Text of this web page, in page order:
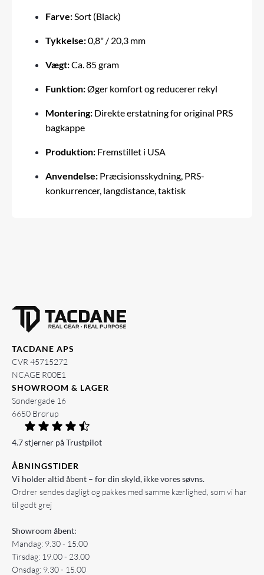
Farve:Sort (Black)
Tykkelse:0,8" / 20,3 mm
Vægt:Ca. 85 gram
Funktion:Øger komfort og reducerer rekyl
Montering: Direkte erstatning for original PRS
bagkappe
Produktion: Fremstillet i USA
Anvendelse: Præcisionsskydning, PRS-
konkurrencer, langdistance, taktisk
TACDANE APS
CVR 45715272
NCAGE R00E1
SHOWROOM & LAGER
Søndergade 16
6650 Brørup
4.7 stjerner på Trustpilot
ÅBNINGSTIDER
Vi holder altid åbent – for din skyld, ikke vores søvns.
Ordrer sendes dagligt og pakkes med samme kærlighed, som vi har
til godt grej
Showroom åbent:
Mandag: 9.30 - 15.00
Tirsdag: 19.00 - 23.00
Onsdag: 9.30 - 15.00